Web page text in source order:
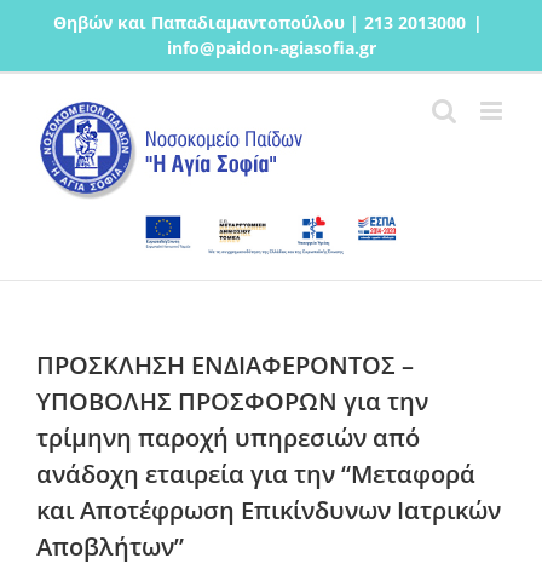
Μετάβαση
περιεχόμενο
Θηβών και Παπαδιαμαντοπούλου | 213 2013000 |
info@paidon-agiasofia.gr
ΠΡΟΣΚΛΗΣΗ ΕΝΔΙΑΦΕΡΟΝΤΟΣ –
ΥΠΟΒΟΛΗΣ ΠΡΟΣΦΟΡΩΝ για την
τρίμηνη παροχή υπηρεσιών από
ανάδοχη εταιρεία για την “Μεταφορά
και Αποτέφρωση Επικίνδυνων Ιατρικών
Αποβλήτων”